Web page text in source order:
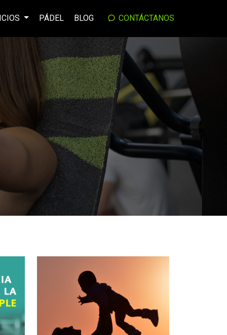
PÁDEL BLOG CONTÁCTANOS